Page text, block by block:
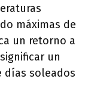
máximas de
un retorno a
un
días soleados